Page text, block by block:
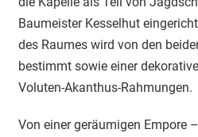
Baumeister Kesselhut
des Raumes wird von den
bestimmt sowie einer
Voluten-Akanthus-Rahmungen.
Von einer geräumigen Empore